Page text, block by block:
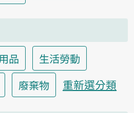
品
生活勞動
廢棄物 重新選分類